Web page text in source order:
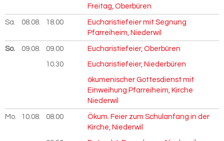
Freitag, Oberbüren
Sa. 08.08. 2026
18.00
Eucharistiefeier mit Segnung
Pfarreiheim, Niederwil
So. 09.08. 2026
09.00 Eucharistiefeier, Oberbüren
10.30 Eucharistiefeier, Niederbüren
ökumenischer Gottesdienst mit
Einweihung Pfarreiheim, Kirche
Niederwil
Mo. 10.08. 2026
08.00
Ökum. Feier zum Schulanfang in der
Kirche, Niederwil